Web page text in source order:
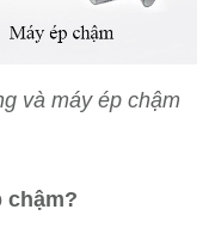
và máy ép chậm
chậm?